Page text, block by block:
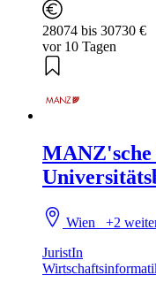
28074 bis 30730 €
vor 10 Tagen
MANZ'sche
Wien+2
JuristIn